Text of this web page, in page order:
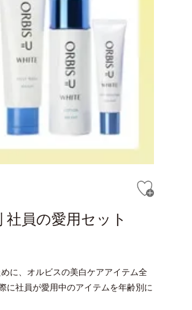
員の愛用セット
に、オルビスの美白ケアアイテム全
に社員が愛用中のアイテムを年齢別に